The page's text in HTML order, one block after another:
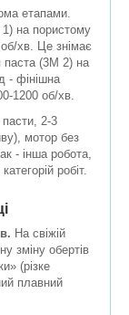
етапами.
на пористому
хв. Це знімає
паста (3M 2) на
- фінішна
1200 об/хв.
2-3
мотор без
- інша робота,
робіт.
На свіжій
зміну обертів
(різке
плавний